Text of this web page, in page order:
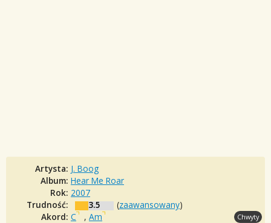
Artysta: J. Boog
Album: Hear Me Roar
Rok: 2007
Trudność:
3.5 (zaawansowany)
Akord: C , Am Chwyty